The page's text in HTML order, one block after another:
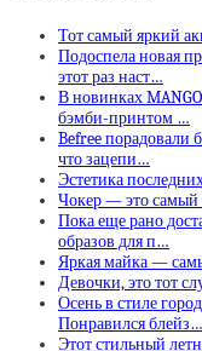
Тот самый яркий
Подоспела новая
этот раз наст…
В новинках
бэмби-принтом …
Befree порадовали
что зацепи…
Эстетика
Чокер — это самый
Пока еще рано
образов для п…
Яркая майка —
Девочки, это тот
Осень в стиле
Понравился блейз…
Этот стильный